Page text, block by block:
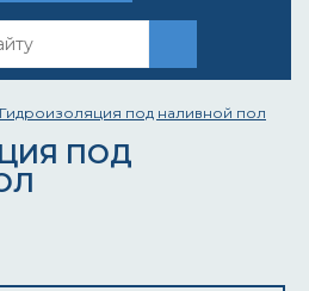
Гидроизоляция под наливной пол
ПОД